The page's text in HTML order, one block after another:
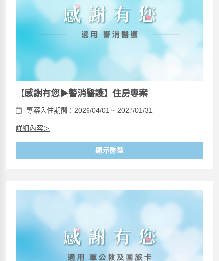
【感謝有您▶警消醫護】住房專案
專案入住期間：2026/04/01 ~ 2027/01/31
詳細內容＞
顯示房型